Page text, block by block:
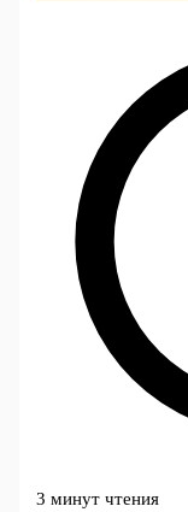
3 минут чтения